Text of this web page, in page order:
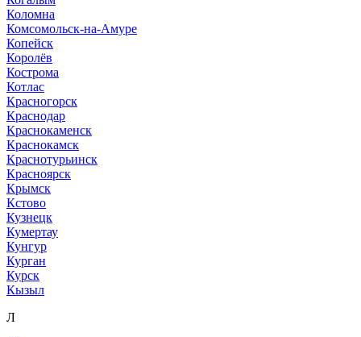
Коломна
Комсомольск-на-Амуре
Копейск
Королёв
Кострома
Котлас
Красногорск
Краснодар
Краснокаменск
Краснокамск
Краснотурьинск
Красноярск
Крымск
Кстово
Кузнецк
Кумертау
Кунгур
Курган
Курск
Кызыл
Л